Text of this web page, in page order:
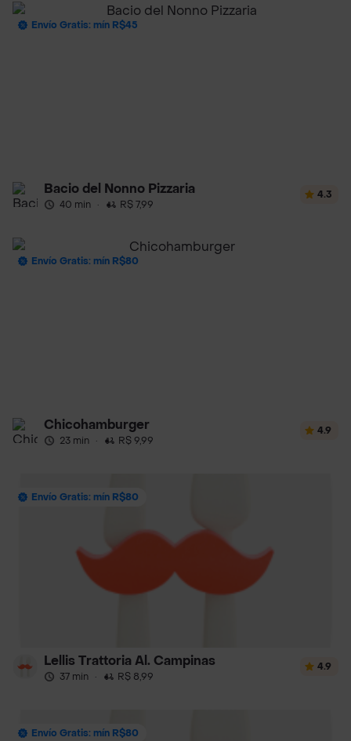
Envío Gratis: mín R$45
Bacio del Nonno Pizzaria
40 min · R$ 7,99
4.3
Envío Gratis: mín R$80
Chicohamburger
23 min · R$ 9,99
4.9
Envío Gratis: mín R$80
Lellis Trattoria Al. Campinas
37 min · R$ 8,99
4.9
Envío Gratis: mín R$80